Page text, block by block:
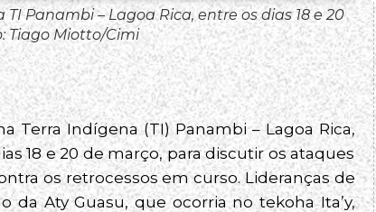
Panambi – Lagoa Rica, entre os dias 18 e 20
Tiago Miotto/Cimi
Terra Indígena (TI) Panambi – Lagoa Rica,
18 e 20 de março, para discutir os ataques
os retrocessos em curso. Lideranças de
Aty Guasu, que ocorria no tekoha Ita’y,